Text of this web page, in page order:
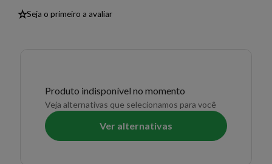
★Seja o primeiro a avaliar
Produto indisponível no momento
Veja alternativas que selecionamos para você
Ver alternativas